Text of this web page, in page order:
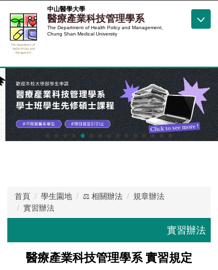
到
主
要
容
區
中山醫學大學
醫療產業科技管理學系
The Department of Health Policy and Management,
Chung Shan Medical University
首頁 學生園地 ⚖️ 相關辦法
規章辦法
實習辦法
實習辦法
醫療產業科技管理學系 實習規定